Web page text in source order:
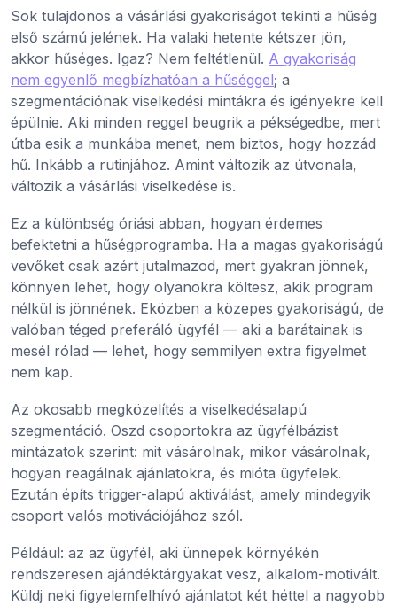
Sok tulajdonos a vásárlási gyakoriságot tekinti a hűség
első számú jelének. Ha valaki hetente kétszer jön,
akkor hűséges. Igaz? Nem feltétlenül. A gyakoriság
nem egyenlő megbízhatóan a hűséggel; a
szegmentációnak viselkedési mintákra és igényekre kell
épülnie. Aki minden reggel beugrik a pékségedbe, mert
útba esik a munkába menet, nem biztos, hogy hozzád
hű. Inkább a rutinjához. Amint változik az útvonala,
változik a vásárlási viselkedése is.
Ez a különbség óriási abban, hogyan érdemes
befektetni a hűségprogramba. Ha a magas gyakoriságú
vevőket csak azért jutalmazod, mert gyakran jönnek,
könnyen lehet, hogy olyanokra költesz, akik program
nélkül is jönnének. Eközben a közepes gyakoriságú, de
valóban téged preferáló ügyfél — aki a barátainak is
mesél rólad — lehet, hogy semmilyen extra figyelmet
nem kap.
Az okosabb megközelítés a viselkedésalapú
szegmentáció. Oszd csoportokra az ügyfélbázist
mintázatok szerint: mit vásárolnak, mikor vásárolnak,
hogyan reagálnak ajánlatokra, és mióta ügyfelek.
Ezután építs trigger-alapú aktiválást, amely mindegyik
csoport valós motivációjához szól.
Például: az az ügyfél, aki ünnepek környékén
rendszeresen ajándéktárgyakat vesz, alkalom-motivált.
Küldj neki figyelemfelhívó ajánlatot két héttel a nagyobb